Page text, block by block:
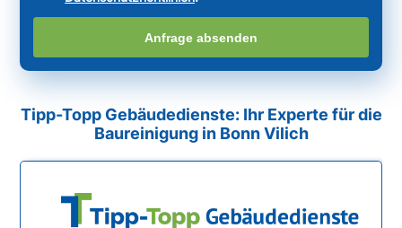
Anfrage absenden
Tipp-Topp Gebäudedienste: Ihr Experte für die
Baureinigung in Bonn Vilich